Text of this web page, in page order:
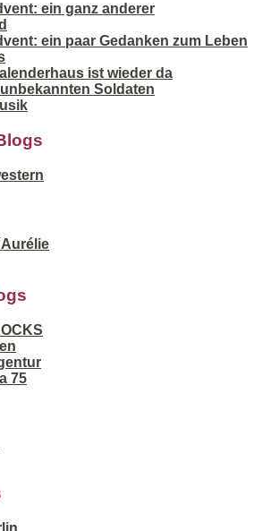
ein ganz anderer
ein paar Gedanken zum Leben
ist wieder da
Soldaten
75